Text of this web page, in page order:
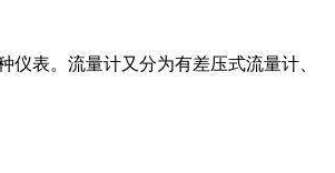
表。流量计又分为有差压式流量计、